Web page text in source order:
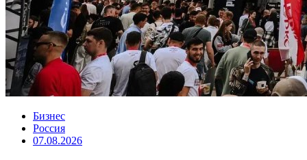
Бизнес
Россия
07.08.2026